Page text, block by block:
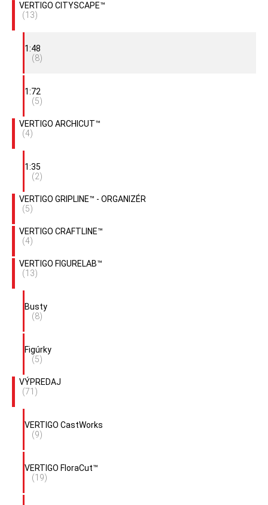
VERTIGO CITYSCAPE™
(13)
1:48
(8)
1:72
(5)
VERTIGO ARCHICUT™
(4)
1:35
(2)
VERTIGO GRIPLINE™ - ORGANIZÉR
(5)
VERTIGO CRAFTLINE™
(4)
VERTIGO FIGURELAB™
(13)
Busty
(8)
Figúrky
(5)
VÝPREDAJ
(71)
VERTIGO CastWorks
(9)
VERTIGO FloraCut™
(19)